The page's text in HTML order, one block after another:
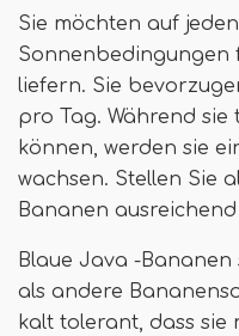
Sie möchten auf
Sonnenbedingungen
liefern. Sie
pro Tag. Während
können, werden sie
wachsen. Stellen Sie
Bananen
Blaue Java -
als andere
kalt tolerant, dass sie